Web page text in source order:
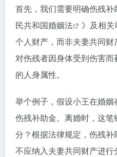
首先，我们需要明确伤残
民共和国婚姻法
》及相
个人财产，而非夫妻共同
对伤残者因身体受到伤害
的人身属性。
举个例子，假设小王在婚
伤残补助金。离婚时，这
分？根据法律规定，伤残补
不应纳入夫妻共同财产进行